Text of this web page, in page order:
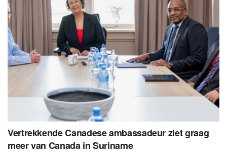
Vertrekkende Canadese ambassadeur ziet graag
meer van Canada in Suriname